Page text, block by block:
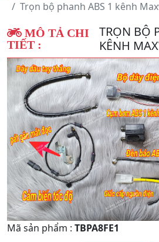
Trọn bộ phanh ABS 1 kênh
MÔ TẢ CHI
TIẾT :
TRỌN BỘ
KÊNH
Quay
Lại
Mã sản phẩm : TBPA8FE1